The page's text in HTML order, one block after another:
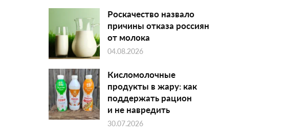
Роскачество назвало
причины отказа россиян
от молока
04.08.2026
Кисломолочные
продукты в жару: как
поддержать рацион
и не навредить
30.07.2026